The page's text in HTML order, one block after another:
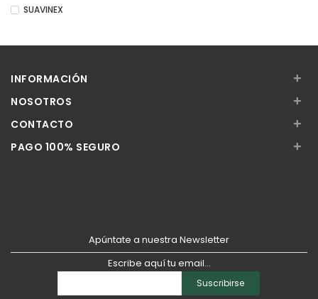
SUAVINEX
INFORMACIÓN +
NOSOTROS +
CONTACTO +
PAGO 100% SEGURO +
Apúntate a nuestra Newsletter
Escribe aquí tu email...
Suscribirse